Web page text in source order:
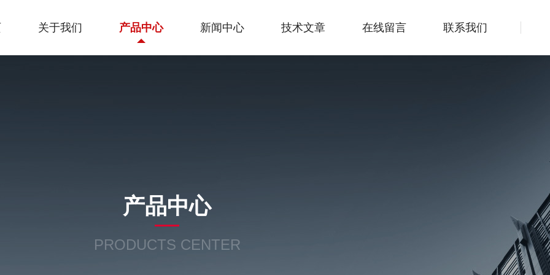
关于我们 产品中心 新闻中心 技术文章 在线留言 联系我们
产品中心
PRODUCTS CENTER